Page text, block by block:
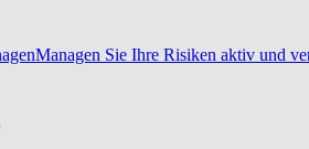
Managen Sie Ihre Risiken aktiv und